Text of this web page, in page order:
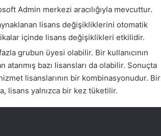
Admin merkezi aracılığıyla mevcuttur.
lisans değişikliklerini otomatik
içinde lisans değişiklikleri etkilidir.
grubun üyesi olabilir. Bir kullanıcının
atanmış bazı lisansları da olabilir. Sonuçta
lisanslarının bir kombinasyonudur. Bir
lisans yalnızca bir kez tüketilir.